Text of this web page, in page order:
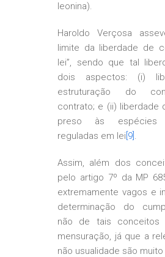
leonina).
Haroldo Verçosa
limite da liberdade de
lei”, sendo que tal
dois aspectos: (i)
estruturação do
contrato; e (ii) liberdade
preso às espécies
reguladas em lei [9] .
Assim, além dos
pelo artigo 7º da MP
extremamente vagos e
determinação do
não de tais
mensuração, já que a
não usualidade são